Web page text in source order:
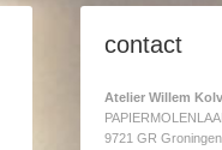
contact
Atelier Willem
9721 GR Groningen